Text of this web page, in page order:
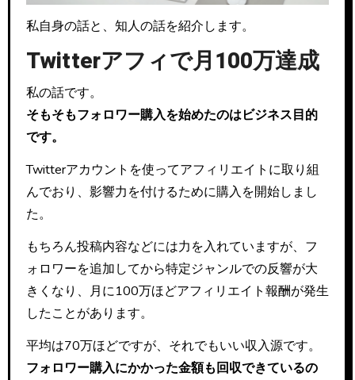
私自身の話と、知人の話を紹介します。
Twitterアフィで月100万達成
私の話です。
そもそもフォロワー購入を始めたのはビジネス目的
です。
Twitterアカウントを使ってアフィリエイトに取り組
んでおり、影響力を付けるために購入を開始しまし
た。
もちろん投稿内容などには力を入れていますが、フ
ォロワーを追加してから特定ジャンルでの反響が大
きくなり、月に100万ほどアフィリエイト報酬が発生
したことがあります。
平均は70万ほどですが、それでもいい収入源です。
フォロワー購入にかかった金額も回収できているの